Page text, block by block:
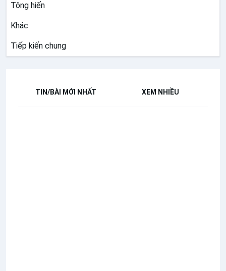
Tông hiến
Khác
Tiếp kiến chung
TIN/BÀI MỚI NHẤT XEM NHIỀU